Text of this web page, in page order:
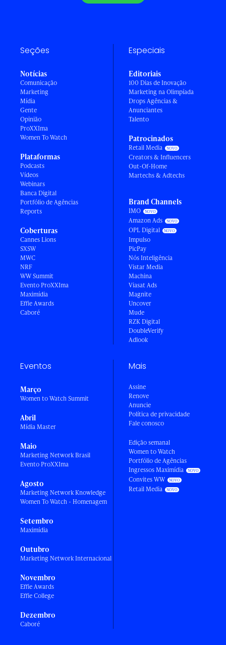
Seções
Notícias
Comunicação
Marketing
Mídia
Gente
Opinião
ProXXIma
Women To Watch
Plataformas
Podcasts
Vídeos
Webinars
Banca Digital
Portfólio de Agências
Reports
Coberturas
Cannes Lions
SXSW
MWC
NRF
WW Summit
Evento ProXXIma
Maximídia
Effie Awards
Caboré
Especiais
Editoriais
100 Dias de Inovação
Marketing na Olimpíada
Drops Agências &
Anunciantes
Talento
Patrocinados
Retail Media
Creators & Influencers
Out-Of-Home
Martechs & Adtechs
Brand Channels
IMO
Amazon Ads
OPL Digital
Impulso
PicPay
Nós Inteligência
Vistar Media
Machina
Viasat Ads
Magnite
Uncover
Mude
RZK Digital
DoubleVerify
Adlook
Eventos
Março
Women to Watch Summit
Abril
Mídia Master
Maio
Marketing Network Brasil
Evento ProXXIma
Agosto
Marketing Network Knowledge
Women To Watch - Homenagem
Setembro
Maximídia
Outubro
Marketing Network Internacional
Novembro
Effie Awards
Effie College
Dezembro
Caboré
Mais
Assine
Renove
Anuncie
Política de privacidade
Fale conosco
Edição semanal
Women to Watch
Portfólio de Agências
Ingressos Maximídia
Convites WW
Retail Media